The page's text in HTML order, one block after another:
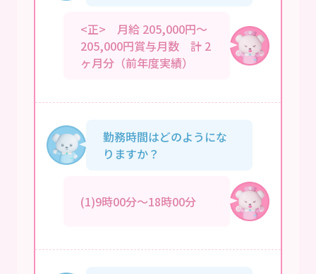
<正> 月給 205,000円～
205,000円賞与月数 計 2
ヶ月分（前年度実績）
勤務時間はどのようにな
りますか？
(1)9時00分～18時00分